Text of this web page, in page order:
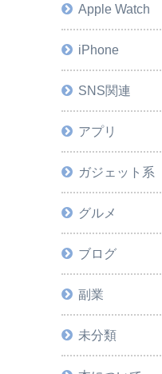
Apple Watch
iPhone
SNS関連
アプリ
ガジェット系
グルメ
ブログ
副業
未分類